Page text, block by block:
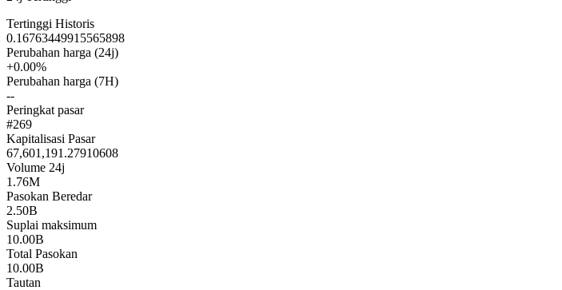
Tertinggi Historis
0.16763449915565898
Perubahan harga (24j)
+0.00%
Perubahan harga (7H)
--
Peringkat pasar
#269
Kapitalisasi Pasar
67,601,191.27910608
Volume 24j
1.76M
Pasokan Beredar
2.50B
Suplai maksimum
10.00B
Total Pasokan
10.00B
Tautan